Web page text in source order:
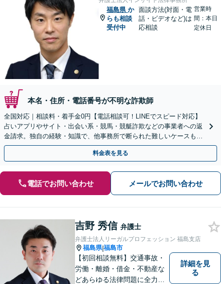
福島県 か
らも相談
受付中
面談方法(対面・電
話・ビデオなど)は
応相談
営業時
間：本日
定休日
本名・住所・電話番号が不明な詐欺師
全国対応｜相談料・着手金0円【電話相談可！LINEでスピード対応】
占いアプリやサイト・出会い系・競馬・競艇詐欺などの事業者への返
金請求。独自の経験・知識で、他事務所で断られた難しいケースも解
決に導いた実績あり。まずはお気軽にご相談ください
料金表を見る
電話でお問い合わせ メールでお問い合わせ
吉野 秀信 弁護士
弁護士法人リーガルプロフェッション 福島支店
福島県|福島市
【初回相談無料】交通事故・
労働・離婚・借金・不動産な
どあらゆる法律問題に全力を
詳細を見
る